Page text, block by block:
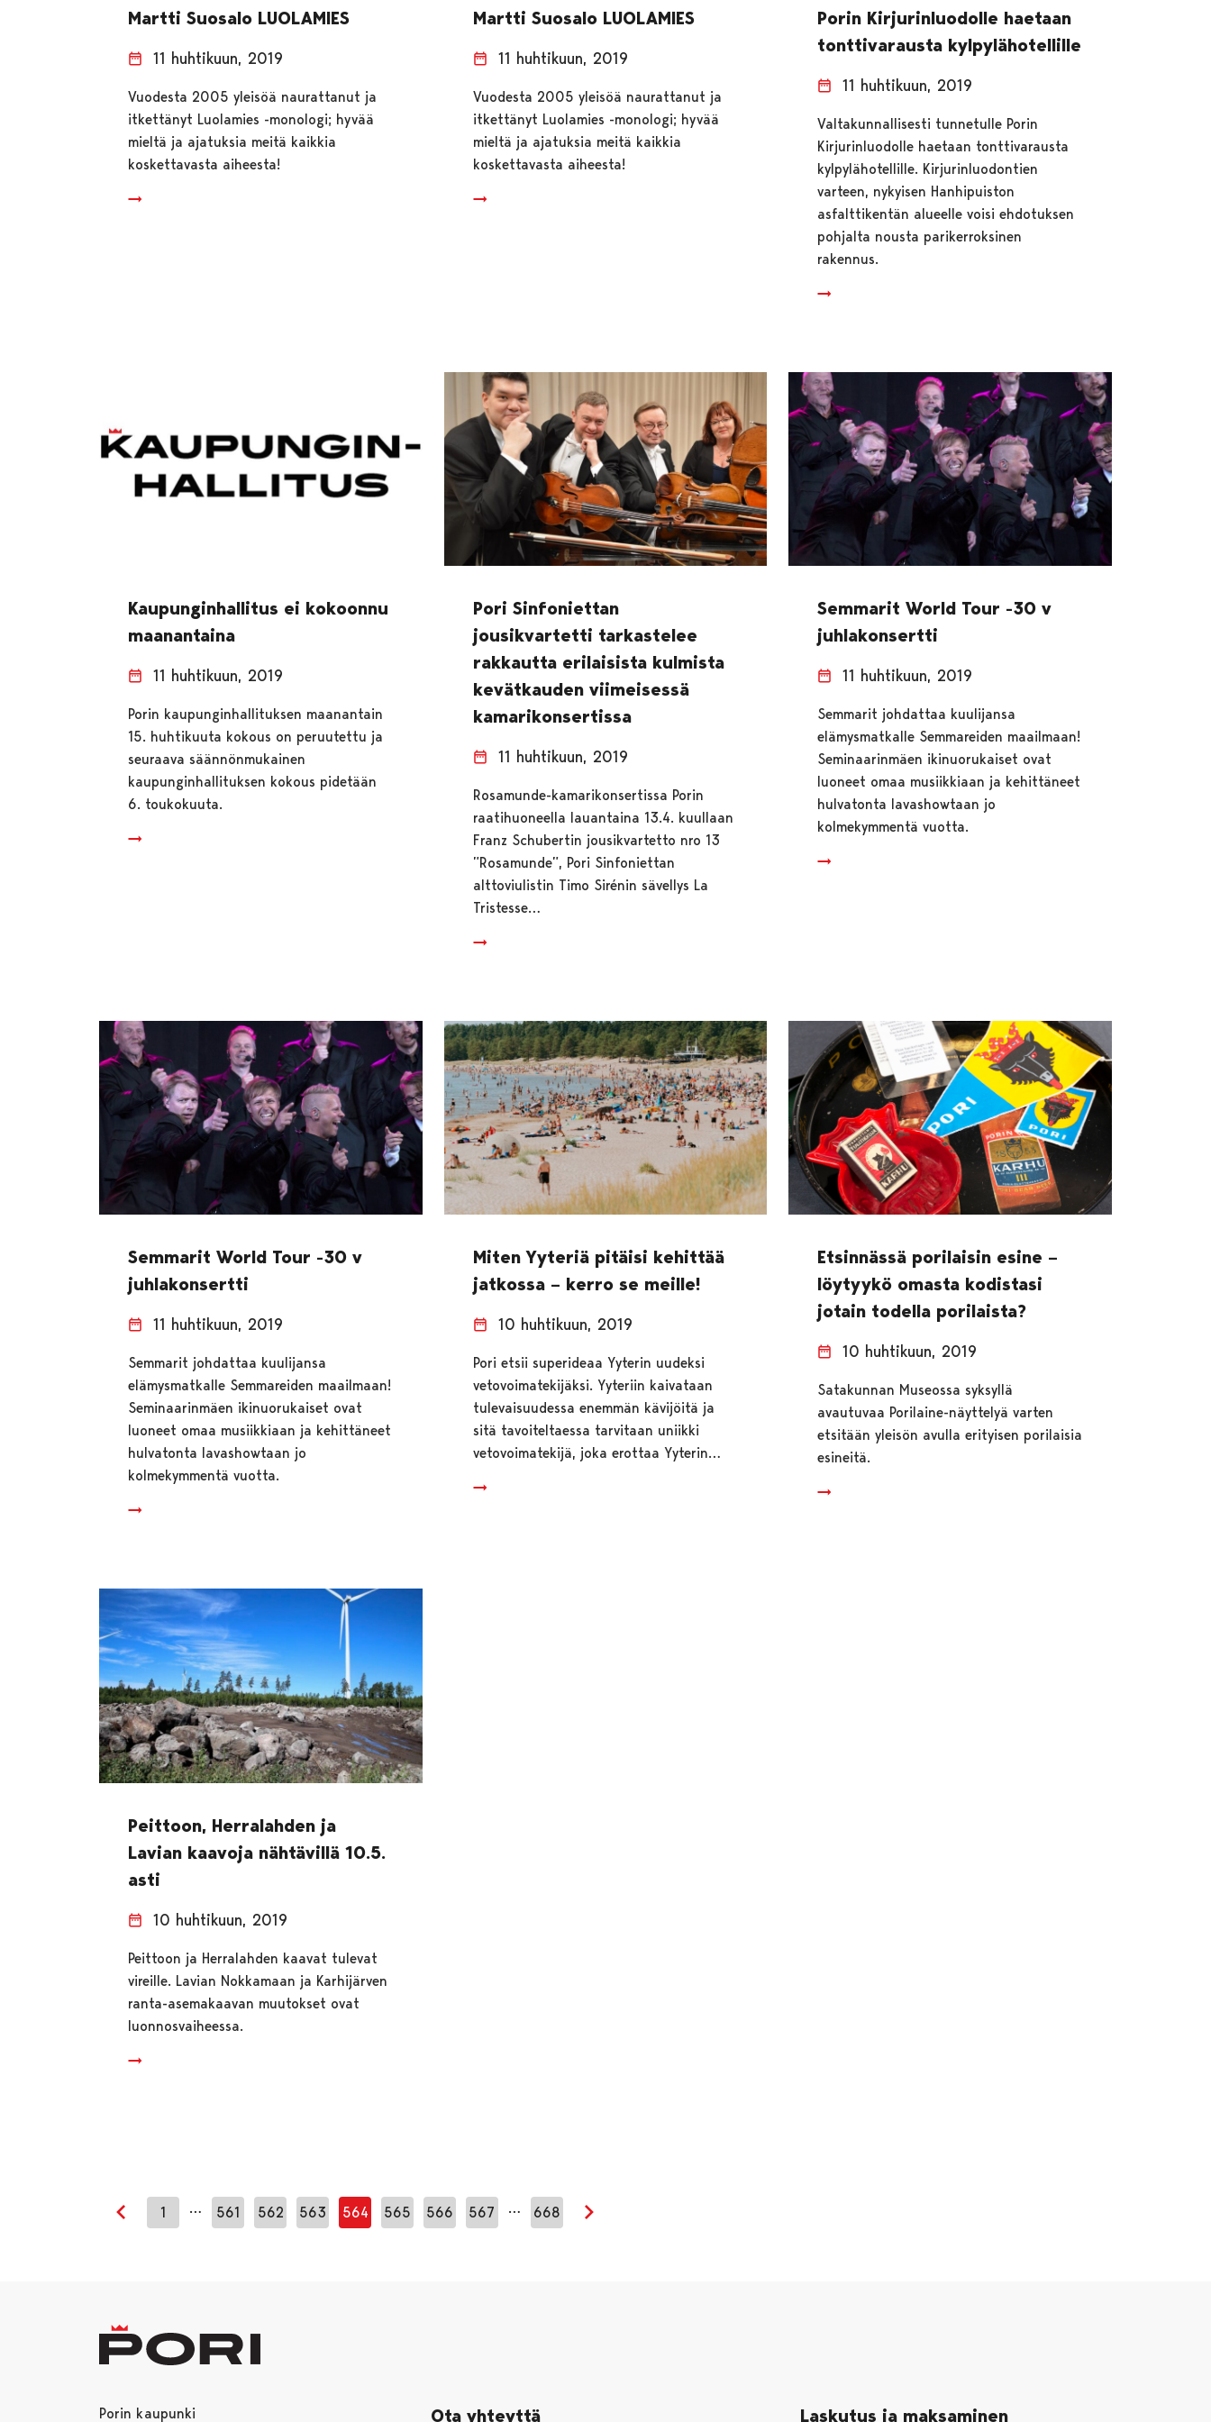
Martti Suosalo LUOLAMIES
11 huhtikuun, 2019
Vuodesta 2005 yleisöä naurattanut ja
itkettänyt Luolamies -monologi; hyvää
mieltä ja ajatuksia meitä kaikkia
koskettavasta aiheesta!
Martti Suosalo LUOLAMIES
11 huhtikuun, 2019
Vuodesta 2005 yleisöä naurattanut ja
itkettänyt Luolamies -monologi; hyvää
mieltä ja ajatuksia meitä kaikkia
koskettavasta aiheesta!
Porin Kirjurinluodolle haetaan
tonttivarausta kylpylähotellille
11 huhtikuun, 2019
Valtakunnallisesti tunnetulle Porin
Kirjurinluodolle haetaan tonttivarausta
kylpylähotellille. Kirjurinluodontien
varteen, nykyisen Hanhipuiston
asfalttikentän alueelle voisi ehdotuksen
pohjalta nousta parikerroksinen
rakennus.
Kaupunginhallitus ei kokoonnu
maanantaina
11 huhtikuun, 2019
Porin kaupunginhallituksen maanantain
15. huhtikuuta kokous on peruutettu ja
seuraava säännönmukainen
kaupunginhallituksen kokous pidetään
6. toukokuuta.
Pori Sinfoniettan
jousikvartetti tarkastelee
rakkautta erilaisista kulmista
kevätkauden viimeisessä
kamarikonsertissa
11 huhtikuun, 2019
Rosamunde-kamarikonsertissa Porin
raatihuoneella lauantaina 13.4. kuullaan
Franz Schubertin jousikvartetto nro 13
”Rosamunde”, Pori Sinfoniettan
alttoviulistin Timo Sirénin sävellys La
Tristesse…
Semmarit World Tour -30 v
juhlakonsertti
11 huhtikuun, 2019
Semmarit johdattaa kuulijansa
elämysmatkalle Semmareiden maailmaan!
Seminaarinmäen ikinuorukaiset ovat
luoneet omaa musiikkiaan ja kehittäneet
hulvatonta lavashowtaan jo
kolmekymmentä vuotta.
Semmarit World Tour -30 v
juhlakonsertti
11 huhtikuun, 2019
Semmarit johdattaa kuulijansa
elämysmatkalle Semmareiden maailmaan!
Seminaarinmäen ikinuorukaiset ovat
luoneet omaa musiikkiaan ja kehittäneet
hulvatonta lavashowtaan jo
kolmekymmentä vuotta.
Miten Yyteriä pitäisi kehittää
jatkossa – kerro se meille!
10 huhtikuun, 2019
Pori etsii superideaa Yyterin uudeksi
vetovoimatekijäksi. Yyteriin kaivataan
tulevaisuudessa enemmän kävijöitä ja
sitä tavoiteltaessa tarvitaan uniikki
vetovoimatekijä, joka erottaa Yyterin…
Etsinnässä porilaisin esine –
löytyykö omasta kodistasi
jotain todella porilaista?
10 huhtikuun, 2019
Satakunnan Museossa syksyllä
avautuvaa Porilaine-näyttelyä varten
etsitään yleisön avulla erityisen porilaisia
esineitä.
Peittoon, Herralahden ja
Lavian kaavoja nähtävillä 10.5.
asti
10 huhtikuun, 2019
Peittoon ja Herralahden kaavat tulevat
vireille. Lavian Nokkamaan ja Karhijärven
ranta-asemakaavan muutokset ovat
luonnosvaiheessa.
Edellinen sivu
1 … 561 562 563 564 565 566 567 … 668
Porin kaupunki Ota yhteyttä Laskutus ja maksaminen